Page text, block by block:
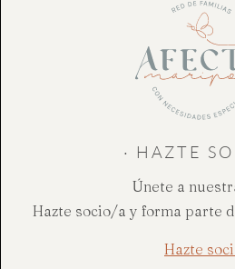
· HAZTE
Únete a
Hazte socio/a y forma parte
Hazte